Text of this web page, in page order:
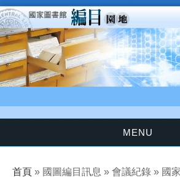
移至主內容
MENU
您在這裡
首頁 » 國圖編目訊息 » 會議紀錄 » 國